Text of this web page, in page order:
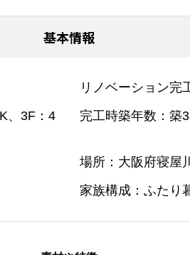
基本情報
、3F：4
リノベーション完
完工時築年数
築
場所
大阪府寝屋
家族構成
ふたり